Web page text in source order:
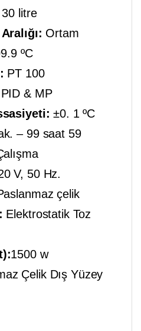
30 litre
Ortam
ºC
PT 100
PID & MP
±0. 1 ºC
– 99 saat 59
V, 50 Hz.
çelik
Elektrostatik Toz
1500 w
Çelik Dış Yüzey